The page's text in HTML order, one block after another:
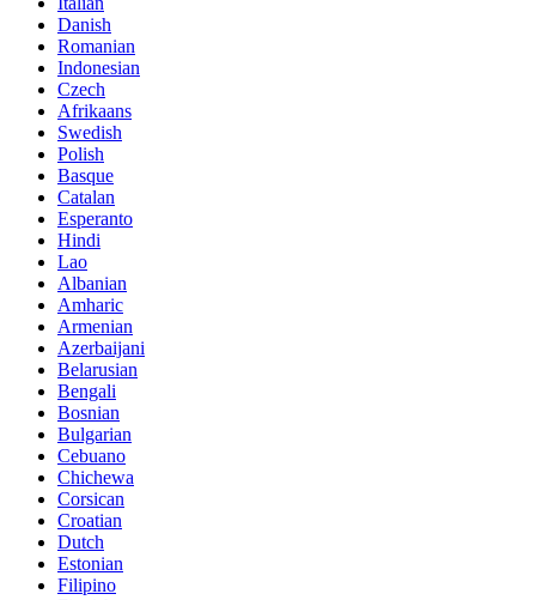
Danish
Romanian
Indonesian
Czech
Afrikaans
Swedish
Polish
Basque
Catalan
Esperanto
Hindi
Lao
Albanian
Amharic
Armenian
Azerbaijani
Belarusian
Bengali
Bosnian
Bulgarian
Cebuano
Chichewa
Corsican
Croatian
Dutch
Estonian
Filipino